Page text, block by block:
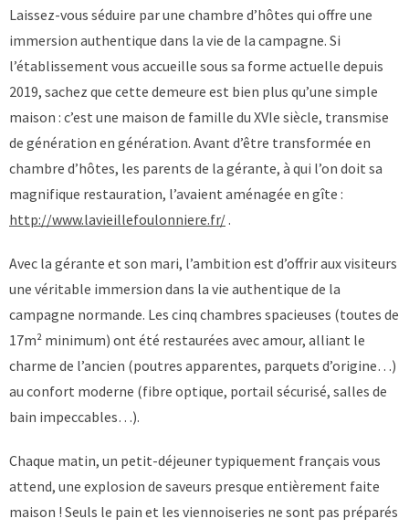
Laissez-vous séduire par une chambre d’hôtes qui offre une
immersion authentique dans la vie de la campagne. Si
l’établissement vous accueille sous sa forme actuelle depuis
2019, sachez que cette demeure est bien plus qu’une simple
maison : c’est une maison de famille du XVIe siècle, transmise
de génération en génération. Avant d’être transformée en
chambre d’hôtes, les parents de la gérante, à qui l’on doit sa
magnifique restauration, l’avaient aménagée en gîte :
http://www.lavieillefoulonniere.fr/.
Avec la gérante et son mari, l’ambition est d’offrir aux visiteurs
une véritable immersion dans la vie authentique de la
campagne normande. Les cinq chambres spacieuses (toutes de
17m² minimum) ont été restaurées avec amour, alliant le
charme de l’ancien (poutres apparentes, parquets d’origine…)
au confort moderne (fibre optique, portail sécurisé, salles de
bain impeccables…).
Chaque matin, un petit-déjeuner typiquement français vous
attend, une explosion de saveurs presque entièrement faite
maison ! Seuls le pain et les viennoiseries ne sont pas préparés